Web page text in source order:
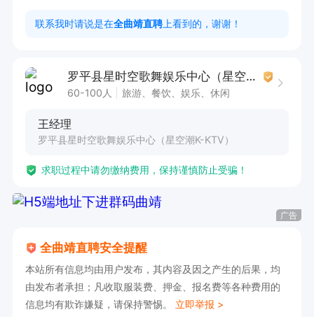
3.吃苦耐劳，不断进步提升自己各方面的综合能力
酒水），春节三倍薪资每月带薪休息3个工作日，
联系我时请说是在全曲靖直聘 上看到的，谢谢！
罗平县星时空歌舞娱乐中心（星空潮K-KTV）
60-100人 旅游、餐饮、娱乐、休闲
王经理
罗平县星时空歌舞娱乐中心（星空潮K-KTV）
求职过程中请勿缴纳费用，保持谨慎防止受骗！
广告
全曲靖直聘安全提醒
本站所有信息均由用户发布，其内容及因之产生的后果，均
由发布者承担；凡收取服装费、押金、报名费等各种费用的
信息均有欺诈嫌疑，请保持警惕。 立即举报 >